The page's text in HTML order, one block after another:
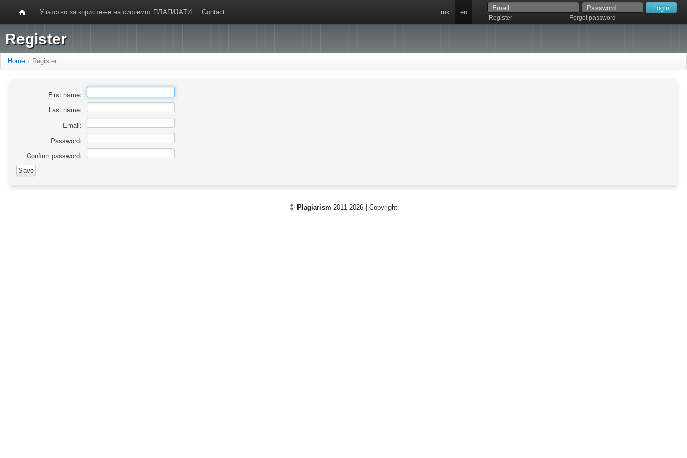
Упатство за користење на системот ПЛАГИЈАТИ Contact
Register Forgot password
mk en
Register
Home / Register
First name:
Last name:
Email:
Password:
Confirm password:
© Plagiarism 2011-2026 | Copyright